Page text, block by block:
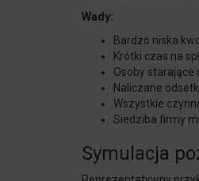
Wady:
Bardzo niska
Krótki czas na
Osoby starające
Naliczane
Wszystkie
Siedziba firmy
Symulacja